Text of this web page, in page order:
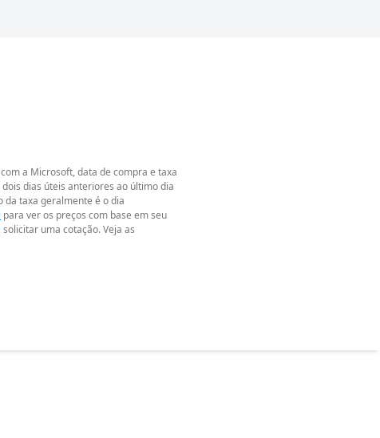
a Microsoft, data de compra e taxa
dias úteis anteriores ao último dia
da taxa geralmente é o dia
para ver os preços com base em seu
uma cotação. Veja as